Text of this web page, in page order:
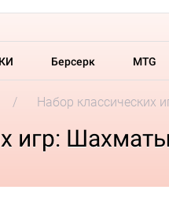
Берсерк MTG
Набор классических
игр: